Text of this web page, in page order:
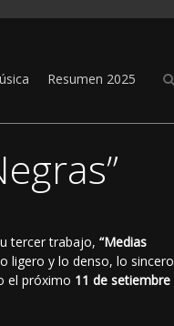
Resumen 2025
tercer trabajo, “Medias
ligero y lo denso, lo sincero
el próximo 11 de setiembre